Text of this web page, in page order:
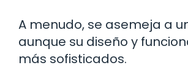
A menudo, se asemeja a
aunque su diseño y
más sofisticados.